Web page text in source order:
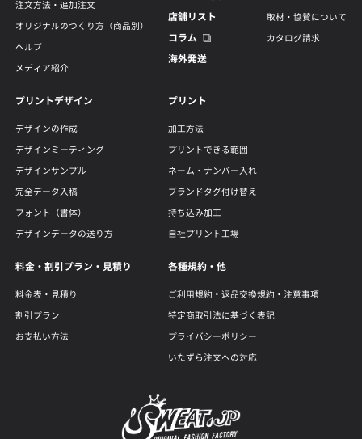
注文方法・追加注文
オリジナルのつくり方（商品別）
ヘルプ
メディア紹介
店舗リスト
コラム
海外発送
取材・協賛について
カタログ請求
プリントデザイン
デザインの作成
デザインミーティング
デザインサンプル
完全データ入稿
フォント（書体）
デザインデータの送り方
プリント
加工方法
プリントできる範囲
ネーム・ナンバー入れ
ブランドタグ付け替え
持ち込み加工
自社プリント工場
料金・割引プラン・見積り
料金表・見積り
割引プラン
お支払い方法
各種規約・他
ご利用規約・返品交換規約・注意事項
特定商取引法に基づく表記
プライバシーポリシー
いたずら注文への対応